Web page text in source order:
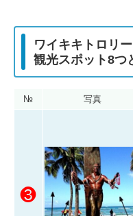
ワイキキトロリ
観光スポット8つ
№ 写真
❸